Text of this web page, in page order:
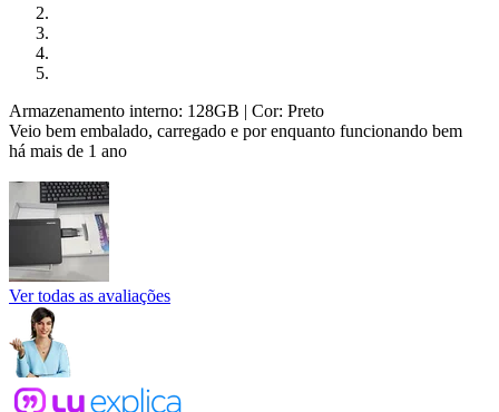
Armazenamento interno: 128GB | Cor: Preto
Veio bem embalado, carregado e por enquanto funcionando bem
há mais de 1 ano
Ver todas as avaliações